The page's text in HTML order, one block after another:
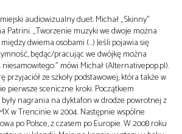
audiowizualny duet: Michał „Skinny”
Patrini. „Tworzenie muzyki we dwoje można
dwiema osobami (…) Jeśli pojawia się
będąc/pracując we dwójkę można
mówi Michał (Alternativepop.pl).
przyjaciół ze szkoły podstawowej, która także w
pierwsze sceniczne kroki. Początkiem
nagrania na dyktafon w drodze powrotnej z
w Trencinie w 2004. Następnie wspólne
po Polsce, z czasem po Europie. W 2008 roku